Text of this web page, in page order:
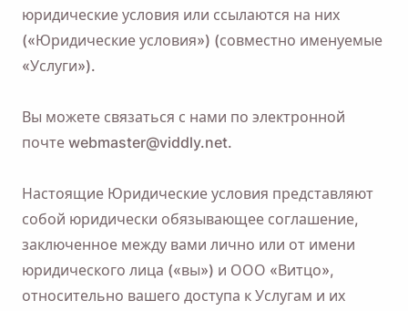
юридические условия или ссылаются на них
(«Юридические условия») (совместно именуемые
«Услуги»).
Вы можете связаться с нами по электронной
почте webmaster@viddly.net.
Настоящие Юридические условия представляют
собой юридически обязывающее соглашение,
заключенное между вами лично или от имени
юридического лица («вы») и ООО «Витцо»,
относительно вашего доступа к Услугам и их